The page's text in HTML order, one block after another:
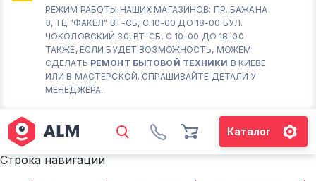
РЕЖИМ РАБОТЫ НАШИХ МАГАЗИНОВ: ПР. БАЖАНА
3, ТЦ "ФАКЕЛ" ВТ-СБ, С 10-00 ДО 18-00 БУЛ.
ЧОКОЛОВСКИЙ 30, ВТ-СБ. С 10-00 ДО 18-00
ТАКЖЕ, ЕСЛИ БУДЕТ ВОЗМОЖНОСТЬ, МОЖЕМ
СДЕЛАТЬ РЕМОНТ БЫТОВОЙ ТЕХНИКИ В КИЕВЕ
ИЛИ В МАСТЕРСКОЙ. СПРАШИВАЙТЕ ДЕТАЛИ У
МЕНЕДЖЕРА.
Каталог
Соломенский район - ВТ-
СБ. с 10-00 до 18-00
(098) 672 76 42
(063) 722 37 14
М. ХАРЬКОВСКАЯ - ВТ-СБ, С
10-00 ДО 18-00
Строка навигации